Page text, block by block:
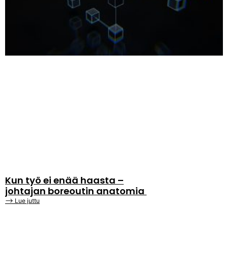
Kun työ ei enää haasta –
johtajan boreoutin anatomia
⟶ Lue juttu